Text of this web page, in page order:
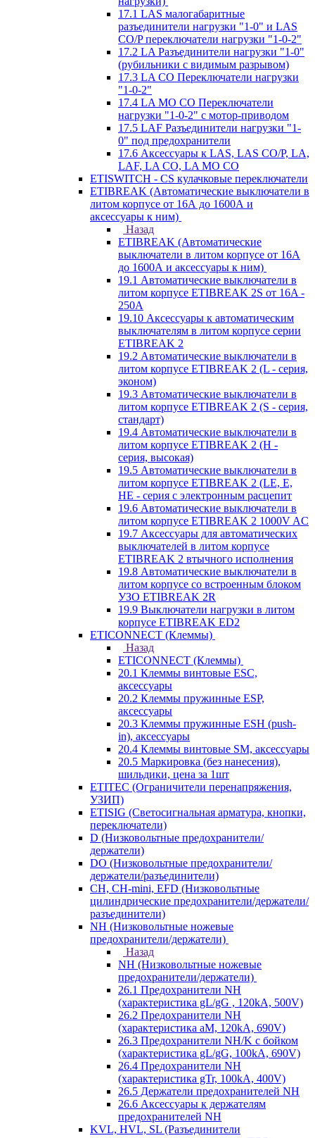
17.1 LAS малогабаритные
разъединители нагрузки "1-0" и LAS
CO/P переключатели нагрузки "1-0-2"
17.2 LA Разъединители нагрузки "1-0"
(рубильники с видимым разрывом)
17.3 LA CO Переключатели нагрузки
"1-0-2"
17.4 LA MO CO Переключатели
нагрузки "1-0-2" с мотор-приводом
17.5 LAF Разъединители нагрузки "1-
0" под предохранители
17.6 Аксессуары к LAS, LAS CO/P, LA,
LAF, LA CO, LA MO CO
ETISWITCH - CS кулачковые переключатели
ETIBREAK (Автоматические выключатели в
литом корпусе от 16А до 1600А и
аксессуары к ним)
Назад
ETIBREAK (Автоматические
выключатели в литом корпусе от 16А
до 1600А и аксессуары к ним)
19.1 Автоматические выключатели в
литом корпусе ETIBREAK 2S от 16A -
250A
19.10 Аксессуары к автоматическим
выключателям в литом корпусе серии
ETIBREAK 2
19.2 Автоматические выключатели в
литом корпусе ETIBREAK 2 (L - серия,
эконом)
19.3 Автоматические выключатели в
литом корпусе ETIBREAK 2 (S - серия,
стандарт)
19.4 Автоматические выключатели в
литом корпусе ETIBREAK 2 (H -
серия, высокая)
19.5 Автоматические выключатели в
литом корпусе ETIBREAK 2 (LE, E,
HE - серия с электронным расцепит
19.6 Автоматические выключатели в
литом корпусе ETIBREAK 2 1000V AC
19.7 Аксессуары для автоматических
выключателей в литом корпусе
ETIBREAK 2 втычного исполнения
19.8 Автоматические выключатели в
литом корпусе со встроенным блоком
УЗО ETIBREAK 2R
19.9 Выключатели нагрузки в литом
корпусе ETIBREAK ED2
ETICONNECT (Клеммы)
Назад
ETICONNECT (Клеммы)
20.1 Клеммы винтовые ESC,
аксессуары
20.2 Клеммы пружинные ESP,
аксессуары
20.3 Клеммы пружинные ESH (push-
in), аксессуары
20.4 Клеммы винтовые SM, аксессуары
20.5 Маркировка (без нанесения),
шильдики, цена за 1шт
ETITEC (Ограничители перенапряжения,
УЗИП)
ETISIG (Светосигнальная арматура, кнопки,
переключатели)
D (Низковольтные предохранители/
держатели)
DO (Низковольтные предохранители/
держатели/разъединители)
CH, CH-mini, EFD (Низковольтные
цилиндрические предохранители/держатели/
разъединители)
NH (Низковольтные ножевые
предохранители/держатели)
Назад
NH (Низковольтные ножевые
предохранители/держатели)
26.1 Предохранители NH
(характеристика gL/gG , 120kA, 500V)
26.2 Предохранители NH
(характеристика aM, 120kA, 690V)
26.3 Предохранители NH/K с бойком
(характеристика gL/gG, 100kA, 690V)
26.4 Предохранители NH
(характеристика gTr, 100kA, 400V)
26.5 Держатели предохранителей NH
26.6 Аксессуары к держателям
предохранителей NH
KVL, HVL, SL (Разъединители